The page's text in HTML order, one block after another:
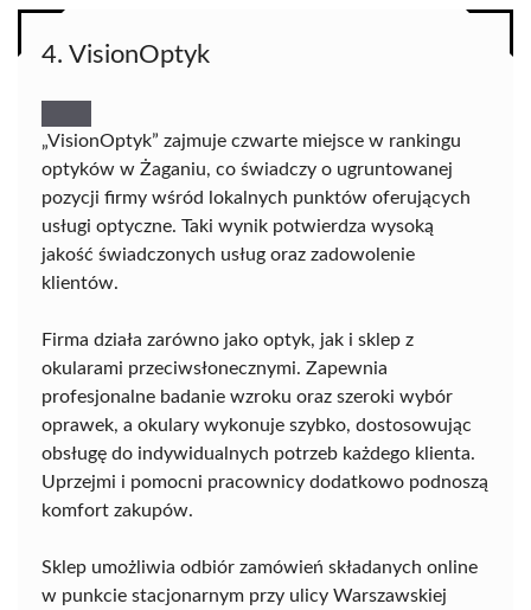
4. VisionOptyk
„VisionOptyk” zajmuje czwarte miejsce w rankingu
optyków w Żaganiu, co świadczy o ugruntowanej
pozycji firmy wśród lokalnych punktów oferujących
usługi optyczne. Taki wynik potwierdza wysoką
jakość świadczonych usług oraz zadowolenie
klientów.
Firma działa zarówno jako optyk, jak i sklep z
okularami przeciwsłonecznymi. Zapewnia
profesjonalne badanie wzroku oraz szeroki wybór
oprawek, a okulary wykonuje szybko, dostosowując
obsługę do indywidualnych potrzeb każdego klienta.
Uprzejmi i pomocni pracownicy dodatkowo podnoszą
komfort zakupów.
Sklep umożliwia odbiór zamówień składanych online
w punkcie stacjonarnym przy ulicy Warszawskiej